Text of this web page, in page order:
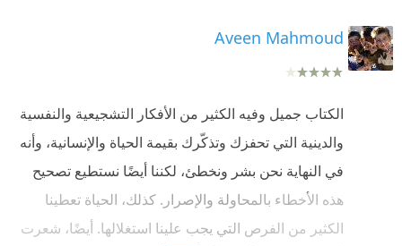
Aveen Mahmoud
الكتاب جميل وفيه الكثير من الأفكار التشجيعية والنفسية
والدينية التي تحفزك وتذكّرك بقيمة الحياة والإنسانية، وأنه
في النهاية نحن بشر ونخطئ، لكننا أيضًا نستطيع تصحيح
هذه الأخطاء بالمحاولة والإصرار. كذلك، الحياة تعطينا
الكثير من الفرص التي يجب علينا استغلالها. أيضًا، شعرت